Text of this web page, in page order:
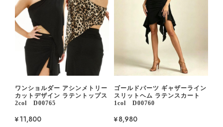
ワンショルダー アシンメトリー
カットデザイン ラテントップス
2col D00765
¥11,800
ゴールドパーツ ギャザーライン
スリットヘム ラテンスカート
1col D00760
¥8,980